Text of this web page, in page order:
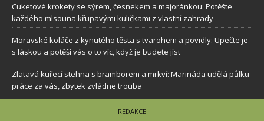
Cuketové krokety se sýrem, česnekem a majoránkou: Potěšte
každého mlsouna křupavými kuličkami z vlastní zahrady
Moravské koláče z kynutého těsta s tvarohem a povidly: Upečte je
s láskou a potěší vás o to víc, když je budete jíst
Zlatavá kuřecí stehna s bramborem a mrkví: Marináda udělá půlku
práce za vás, zbytek zvládne trouba
REDAKCE